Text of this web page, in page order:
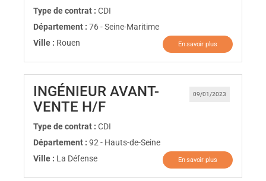
Type de contrat : CDI
Département : 76 - Seine-Maritime
Ville : Rouen En savoir plus
09/01/2023
INGÉNIEUR AVANT-
VENTE H/F(Nouvelle fenêtre)
Type de contrat : CDI
Département : 92 - Hauts-de-Seine
Ville : La Défense En savoir plus